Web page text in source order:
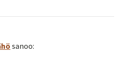
sanoo: